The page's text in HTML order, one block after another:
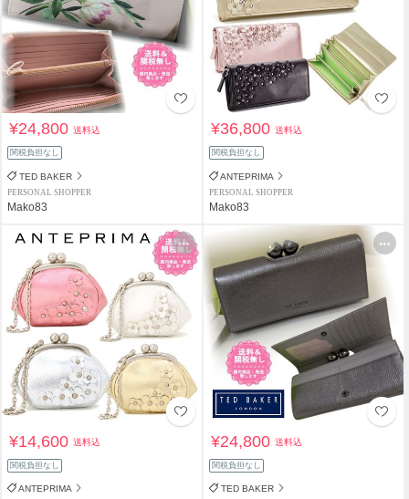
¥24,800送料込
関税負担なし
TED BAKER
PERSONAL SHOPPER
Mako83
¥36,800送料込
関税負担なし
ANTEPRIMA
PERSONAL SHOPPER
Mako83
¥14,600送料込
関税負担なし
ANTEPRIMA
¥24,800送料込
関税負担なし
TED BAKER